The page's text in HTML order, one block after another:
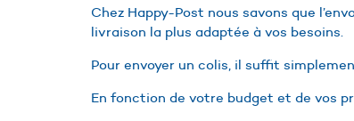
Chez Happy-Post nous savons que
livraison la plus adaptée à vos besoins.
Pour envoyer un colis, il suffit
En fonction de votre budget et de vos